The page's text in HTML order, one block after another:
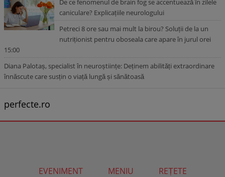
De ce fenomenul de brain fog se accentuează în zilele
caniculare? Explicațiile neurologului
Petreci 8 ore sau mai mult la birou? Soluții de la un
nutriționist pentru oboseala care apare în jurul orei
15:00
Diana Palotaș, specialist în neuroștiințe: Deținem abilități extraordinare
înnăscute care susțin o viață lungă și sănătoasă
perfecte.ro
EVENIMENT MENIU
REȚETE